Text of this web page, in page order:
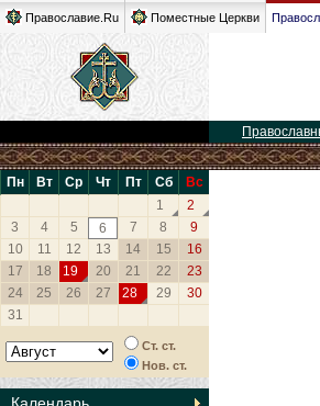
Православие.Ru Поместные Церкви
Пн Вт Ср Чт Пт Сб
Вс
1
2
3
4 5 6 7 8
9
10
11 12 13 14 15
16
17
18 19 20 21 22
23
24
25 26 27 28 29
30
31
Ст. ст.
Нов. ст.